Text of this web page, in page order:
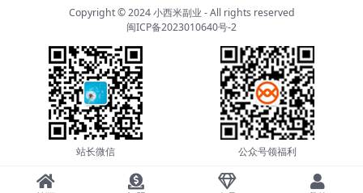
Copyright © 2024小西米副业 - All rights reserved
闽ICP备2023010640号-2
站长微信 公众号领福利